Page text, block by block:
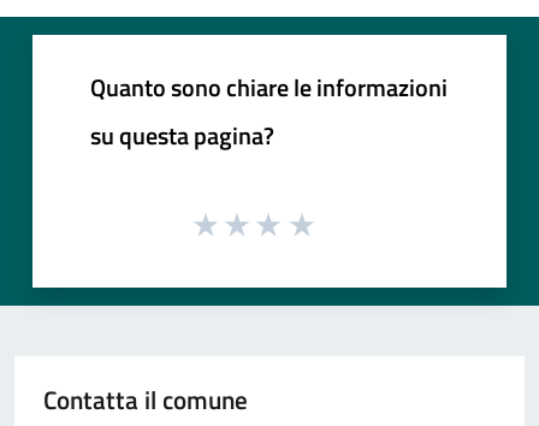
Quanto sono chiare le informazioni
su questa pagina?
Contatta il comune